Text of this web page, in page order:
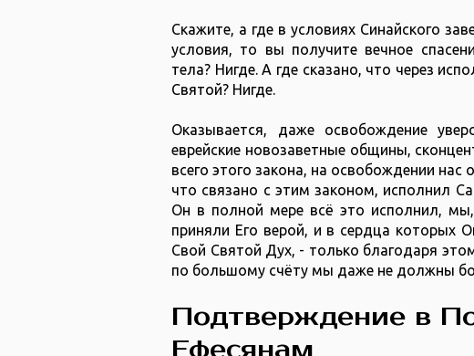
Скажите, а где в условиях Синайского
условия, то вы получите вечное
тела? Нигде. А где сказано, что через
Святой? Нигде.
Оказывается, даже освобождение
еврейские новозаветные общины,
всего этого закона, на освобождении нас
что связано с этим законом, исполнил
Он в полной мере всё это исполнил,
приняли Его верой, и в сердца
Свой Святой Дух, - только благодаря
по большому счёту мы даже не должны
Подтверждение в